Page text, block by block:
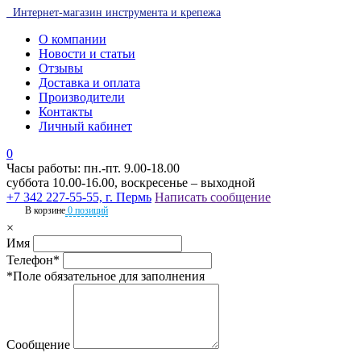
Интернет-магазин инструмента и крепежа
О компании
Новости и статьи
Отзывы
Доставка и оплата
Производители
Контакты
Личный кабинет
0
Часы работы: пн.-пт. 9.00-18.00
суббота 10.00-16.00, воскресенье – выходной
+7 342 227-55-55, г. Пермь Написать сообщение
В корзине 0 позиций
×
Имя
Телефон*
*Поле обязательное для заполнения
Сообщение